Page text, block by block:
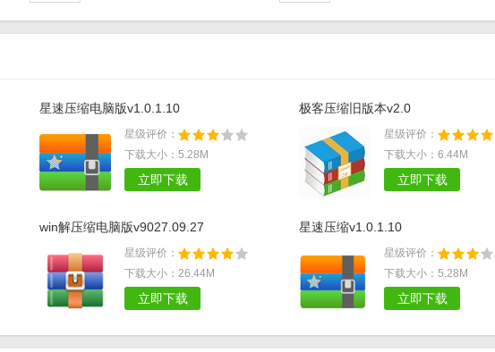
星速压缩电脑版v1.0.1.10
星级评价：
下载大小：5.28M
立即下载
极客压缩旧版本v2.0
星级评价：
下载大小：6.44M
立即下载
win解压缩电脑版v9027.09.27
星级评价：
下载大小：26.44M
立即下载
星速压缩v1.0.1.10
星级评价：
下载大小：5.28M
立即下载